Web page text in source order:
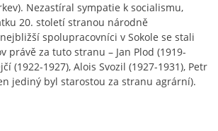
Nezastíral sympatie k socialismu,
20. století stranou národně
spolupracovníci v Sokole se stali
právě za tuto stranu – Jan Plod (1919-
(1922-1927), Alois Svozil (1927-1931), Petr
jediný byl starostou za stranu agrární).